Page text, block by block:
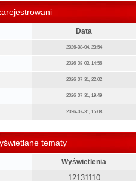
Data
2026-08-04, 23:54
2026-08-03, 14:56
2026-07-31, 22:02
2026-07-31, 19:49
2026-07-31, 15:08
tematy
Wyświetlenia
12131110